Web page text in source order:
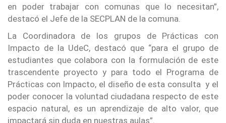
en poder trabajar con comunas que lo necesitan”,
destacó el Jefe de la SECPLAN de la comuna.
La Coordinadora de los grupos de Prácticas con
Impacto de la UdeC, destacó que “para el grupo de
estudiantes que colabora con la formulación de este
trascendente proyecto y para todo el Programa de
Prácticas con Impacto, el diseño de esta consulta y el
poder conocer la voluntad ciudadana respecto de este
espacio natural, es un aprendizaje de alto valor, que
impactará sin duda en nuestras aulas”.